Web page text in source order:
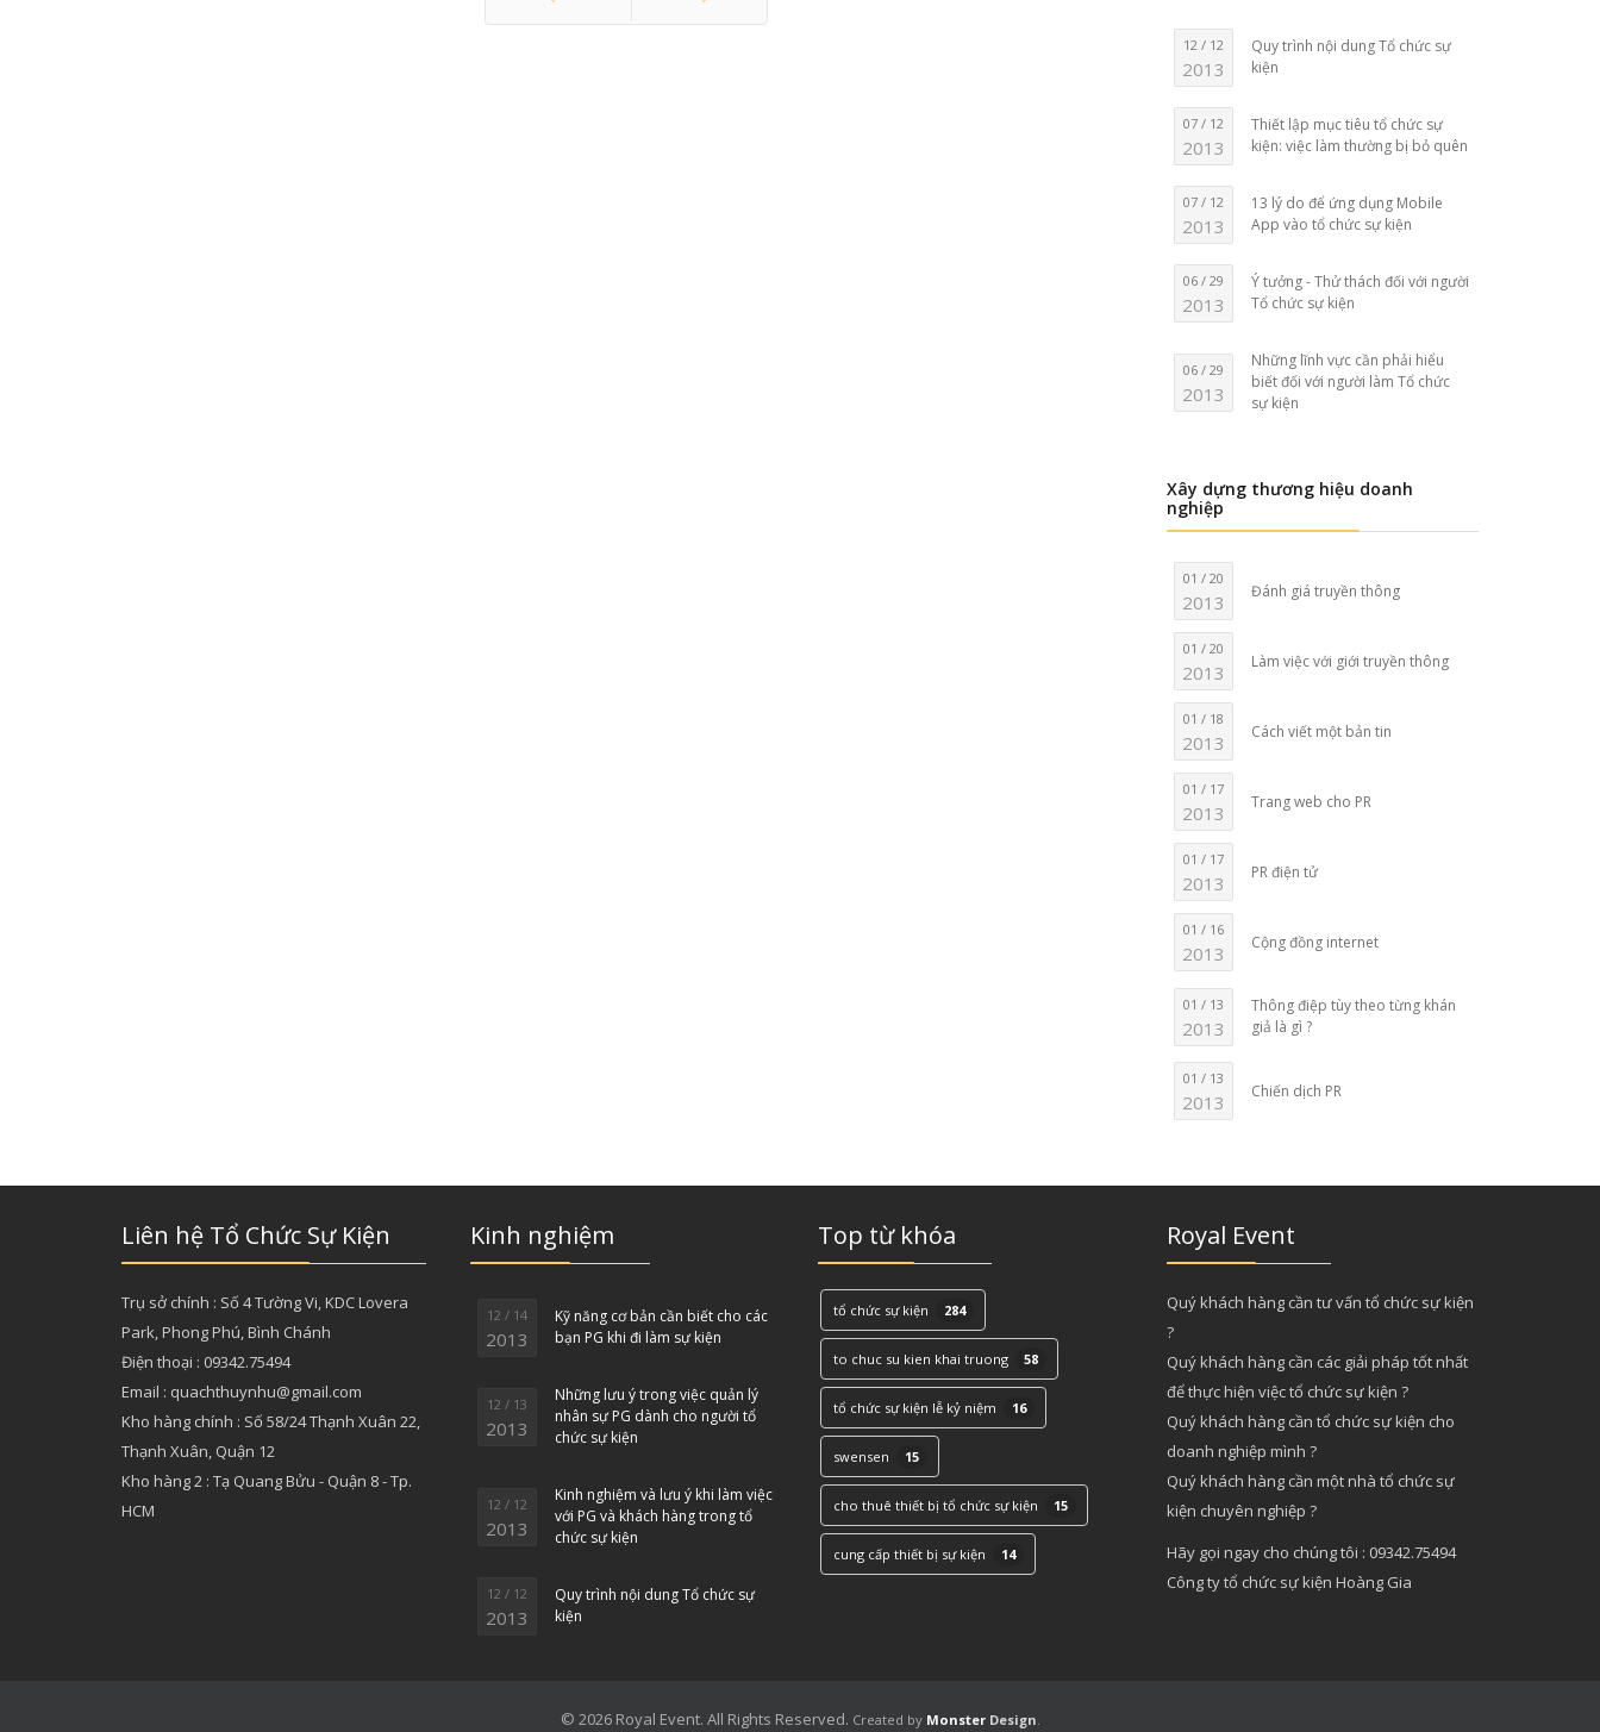
12 / 12
2013
Quy trình nội dung Tổ chức sự
kiện
07 / 12
2013
Thiết lập mục tiêu tổ chức sự
kiện: việc làm thường bị bỏ quên
07 / 12
2013
13 lý do để ứng dụng Mobile
App vào tổ chức sự kiện
06 / 29
2013
Ý tưởng - Thử thách đối với người
Tổ chức sự kiện
06 / 29
2013
Những lĩnh vực cần phải hiểu
biết đối với người làm Tổ chức
sự kiện
Xây dựng thương hiệu doanh
nghiệp
01 / 20
2013 Đánh giá truyền thông
01 / 20
2013 Làm việc với giới truyền thông
01 / 18
2013 Cách viết một bản tin
01 / 17
2013 Trang web cho PR
01 / 17
2013 PR điện tử
01 / 16
2013 Cộng đồng internet
01 / 13
2013
Thông điệp tùy theo từng khán
giả là gì ?
01 / 13
2013 Chiến dịch PR
Liên hệ Tổ Chức Sự Kiện
Trụ sở chính : Số 4 Tường Vi, KDC Lovera
Park, Phong Phú, Bình Chánh
Điện thoại : 09342.75494
Email : quachthuynhu@gmail.com
Kho hàng chính : Số 58/24 Thạnh Xuân 22,
Thạnh Xuân, Quận 12
Kho hàng 2 : Tạ Quang Bửu - Quận 8 - Tp.
HCM
Kinh nghiệm
12 / 14
2013
Kỹ năng cơ bản cần biết cho các
bạn PG khi đi làm sự kiện
12 / 13
2013
Những lưu ý trong việc quản lý
nhân sự PG dành cho người tổ
chức sự kiện
12 / 12
2013
Kinh nghiệm và lưu ý khi làm việc
với PG và khách hàng trong tổ
chức sự kiện
12 / 12
2013
Quy trình nội dung Tổ chức sự
kiện
Top từ khóa
tổ chức sự kiện 284
to chuc su kien khai truong 58
tổ chức sự kiện lễ kỷ niệm 16
swensen 15
cho thuê thiết bị tổ chức sự kiện 15
cung cấp thiết bị sự kiện 14
Royal Event
Quý khách hàng cần tư vấn tổ chức sự kiện
?
Quý khách hàng cần các giải pháp tốt nhất
để thực hiện việc tổ chức sự kiện ?
Quý khách hàng cần tổ chức sự kiện cho
doanh nghiệp mình ?
Quý khách hàng cần một nhà tổ chức sự
kiện chuyên nghiệp ?
Hãy gọi ngay cho chúng tôi : 09342.75494
Công ty tổ chức sự kiện Hoàng Gia
© 2026 Royal Event. All Rights Reserved. Created by MonsterDesign.